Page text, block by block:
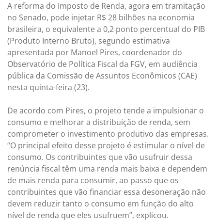
A reforma do Imposto de Renda, agora em tramitação
no Senado, pode injetar R$ 28 bilhões na economia
brasileira, o equivalente a 0,2 ponto percentual do PIB
(Produto Interno Bruto), segundo estimativa
apresentada por Manoel Pires, coordenador do
Observatório de Política Fiscal da FGV, em audiência
pública da Comissão de Assuntos Econômicos (CAE)
nesta quinta-feira (23).
De acordo com Pires, o projeto tende a impulsionar o
consumo e melhorar a distribuição de renda, sem
comprometer o investimento produtivo das empresas.
“O principal efeito desse projeto é estimular o nível de
consumo. Os contribuintes que vão usufruir dessa
renúncia fiscal têm uma renda mais baixa e dependem
de mais renda para consumir, ao passo que os
contribuintes que vão financiar essa desoneração não
devem reduzir tanto o consumo em função do alto
nível de renda que eles usufruem”, explicou.